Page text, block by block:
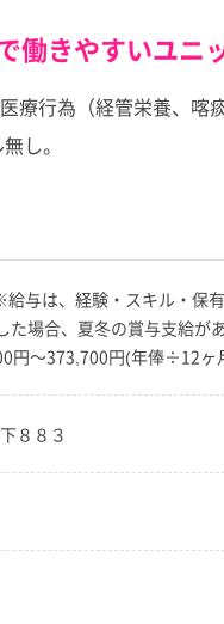
きやすいユニ
療行為（経管栄養、
し。
給与は、経験・スキル・
場合、夏冬の賞与支給
～373,700円(年俸÷12ヶ
８８３